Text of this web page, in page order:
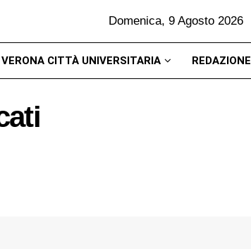
Domenica, 9 Agosto 2026
VERONA CITTÀ UNIVERSITARIA REDAZIONE